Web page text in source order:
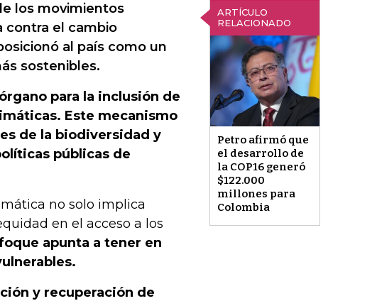
ARTÍCULO
RELACIONADO
Petro afirmó que
el desarrollo de
la COP16 generó
$122.000
millones para
Colombia
los movimientos
contra el cambio
al país como un
sostenibles.
para la inclusión de
Este mecanismo
de la biodiversidad y
públicas de
no solo implica
en el acceso a los
apunta a tener en
y recuperación de